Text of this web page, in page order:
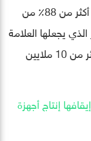
ملايين وحدة كرقم إعجازي، وهو ما يمثل أكثر من 88٪ من
يجعلها العلامة
التجارية الوحيدة في السوق التي تضم أكثر من 10 ملايين
إنتاج أجهزة